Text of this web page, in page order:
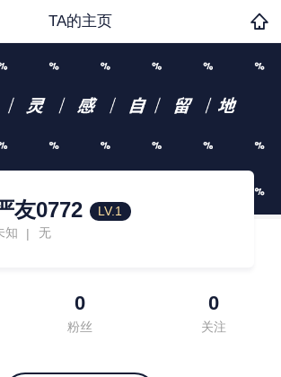
TA的主页
友0772
LV.1
知
| 无
0
粉丝
0
关注